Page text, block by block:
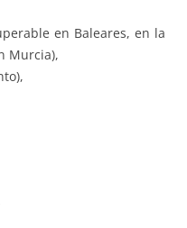
en Baleares, en la
Murcia),